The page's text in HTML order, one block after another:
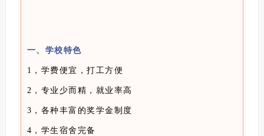
一、学校特色
1，学费便宜，打工方便
2，专业少而精，就业率高
3，各种丰富的奖学金制度
4，学生宿舍完备